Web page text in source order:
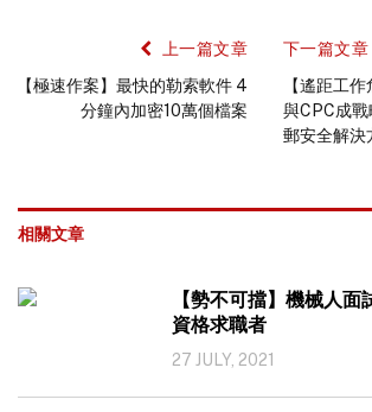
上一篇文章
【極速作案】最快的勒索軟件 4
分鐘內加密10萬個檔案
下一篇文章
【遙距工
與CPC成
郵安全解決
相關文章
【勢不可擋】機械人
資格求職者
27 JULY, 2021